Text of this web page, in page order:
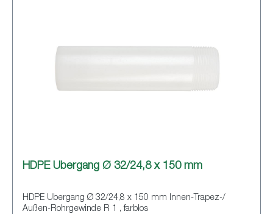
HDPE Übergang Ø 32/24,8 x 150 mm
HDPE Übergang Ø 32/24,8 x 150 mm Innen-Trapez-/
Außen-Rohrgewinde R 1 , farblos